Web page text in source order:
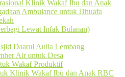
Klinik Wakaf Ibu dan Anak
Ambulance untuk Dhuafa
Lewat Infak Bulanan)
Daarul Aulia Lembang
Air untuk Desa
Wakaf Produktif
Klinik Wakaf Ibu dan Anak RBC